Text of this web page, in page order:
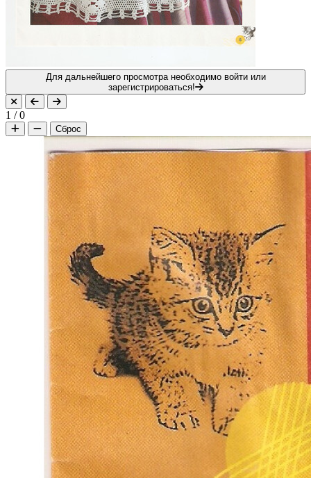
Для дальнейшего просмотра необходимо войти или
зарегистрироваться!
1 /0
Сброс